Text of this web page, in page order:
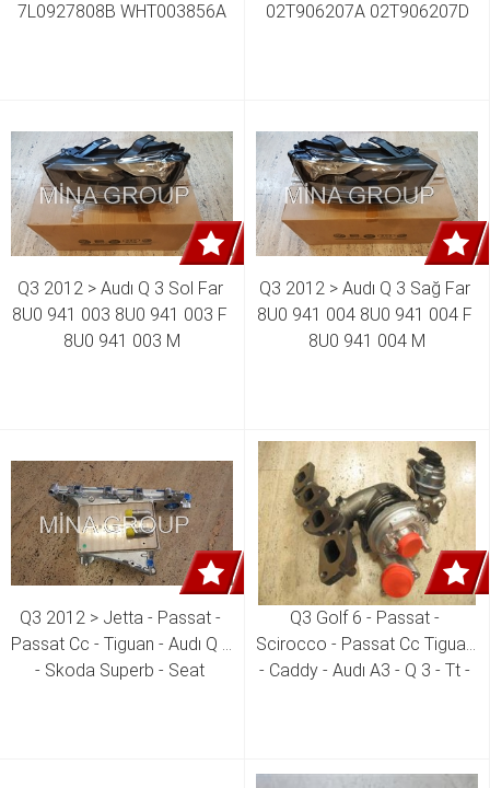
7L0927808B WHT003856A
02T906207A 02T906207D
Q3 2012 > Audı Q 3 Sol Far
8U0 941 003 8U0 941 003 F
8U0 941 003 M
Q3 2012 > Audı Q 3 Sağ Far
8U0 941 004 8U0 941 004 F
8U0 941 004 M
Q3 2012 > Jetta - Passat -
Passat Cc - Tiguan - Audı Q 3
- Skoda Superb - Seat
Q3 Golf 6 - Passat -
Scirocco - Passat Cc Tiguan
- Caddy - Audı A3 - Q 3 - Tt -
253 019 Q 03L 253 010 E